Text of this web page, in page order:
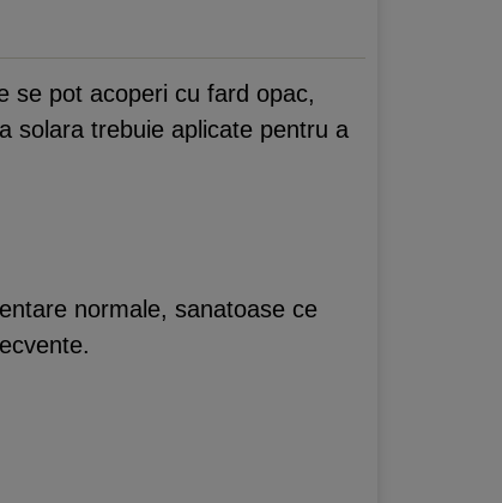
se pot acoperi cu fard opac,
solara trebuie aplicate pentru a
normale, sanatoase ce